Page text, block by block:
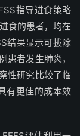
指导进食策略
食的患者，均在
结果显示可拔除
患者发生肺炎，
性研究比较了临
有更佳的成本效